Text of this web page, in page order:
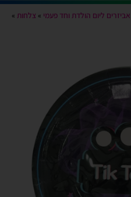
אביזרים ליום הולדת וחד פעמי » צלחות »